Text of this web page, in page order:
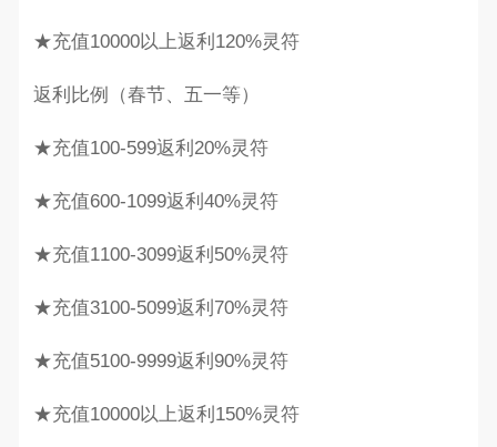
★充值10000以上返利120%灵符
返利比例（春节、五一等）
★充值100-599返利20%灵符
★充值600-1099返利40%灵符
★充值1100-3099返利50%灵符
★充值3100-5099返利70%灵符
★充值5100-9999返利90%灵符
★充值10000以上返利150%灵符